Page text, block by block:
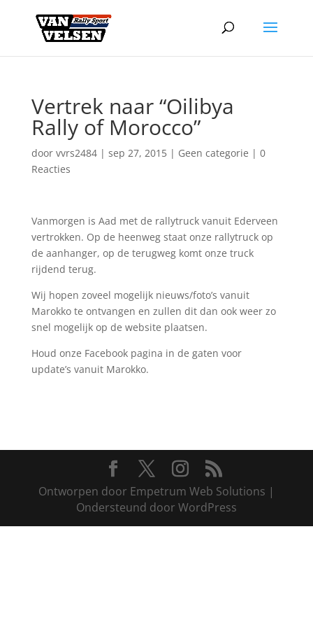
Vertrek naar “Oilibya
Rally of Morocco”
door vvrs2484| sep 27, 2015| Geen categorie | 0
Reacties
Vanmorgen is Aad met de rallytruck vanuit Ederveen
vertrokken. Op de heenweg staat onze rallytruck op
de aanhanger, op de terugweg komt onze truck
rijdend terug.
Wij hopen zoveel mogelijk nieuws/foto’s vanuit
Marokko te ontvangen en zullen dit dan ook weer zo
snel mogelijk op de website plaatsen.
Houd onze Facebook pagina in de gaten voor
update’s vanuit Marokko.
Ontworpen door Empetrum Web Solutions |
Ondersteund door WordPress